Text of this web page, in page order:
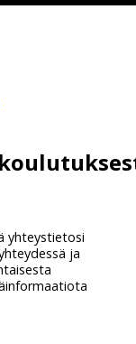
yhteystietosi
ja